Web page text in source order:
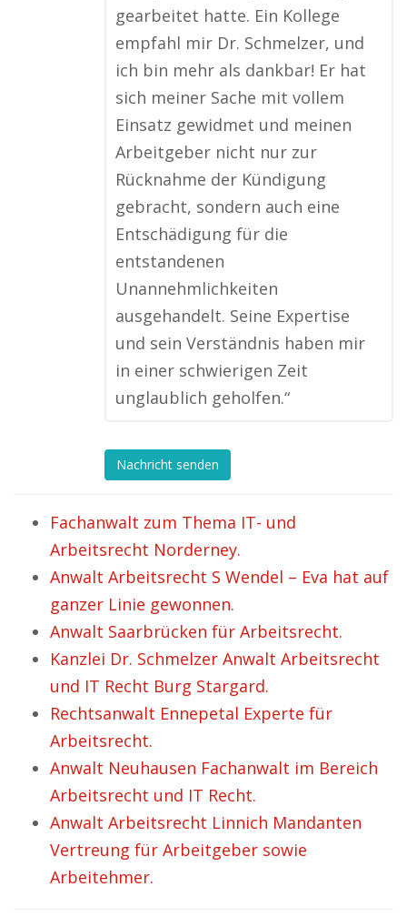
gearbeitet hatte. Ein Kollege
empfahl mir Dr. Schmelzer, und
ich bin mehr als dankbar! Er hat
sich meiner Sache mit vollem
Einsatz gewidmet und meinen
Arbeitgeber nicht nur zur
Rücknahme der Kündigung
gebracht, sondern auch eine
Entschädigung für die
entstandenen
Unannehmlichkeiten
ausgehandelt. Seine Expertise
und sein Verständnis haben mir
in einer schwierigen Zeit
unglaublich geholfen.“
Nachricht senden
Fachanwalt zum Thema IT- und
Arbeitsrecht Norderney.
Anwalt Arbeitsrecht S Wendel – Eva hat auf
ganzer Linie gewonnen.
Anwalt Saarbrücken für Arbeitsrecht.
Kanzlei Dr. Schmelzer Anwalt Arbeitsrecht
und IT Recht Burg Stargard.
Rechtsanwalt Ennepetal Experte für
Arbeitsrecht.
Anwalt Neuhausen Fachanwalt im Bereich
Arbeitsrecht und IT Recht.
Anwalt Arbeitsrecht Linnich Mandanten
Vertreung für Arbeitgeber sowie
Arbeitehmer.